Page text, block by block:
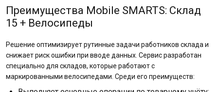
Преимущества Mobile SMARTS: Склад
15 + Велосипеды
Решение оптимизирует рутинные задачи работников склада и
снижает риск ошибки при вводе данных. Сервис разработан
специально для складов, которые работают с
маркированными велосипедами. Среди его преимуществ: